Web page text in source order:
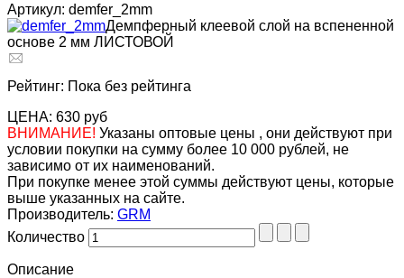
Артикул: demfer_2mm
Демпферный клеевой слой на вспененной
основе 2 мм ЛИСТОВОЙ
Рейтинг: Пока без рейтинга
ЦЕНА: 630 руб
ВНИМАНИЕ! Указаны оптовые цены , они действуют при
условии покупки на сумму более 10 000 рублей, не
зависимо от их наименований.
При покупке менее этой суммы действуют цены, которые
выше указанных на сайте.
Производитель: GRM
Количество
Описание